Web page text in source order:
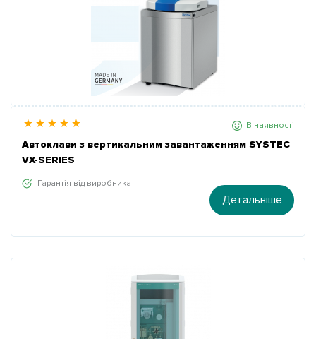
В наявності
Автоклави з вертикальним завантаженням SYSTEC
VX-SERIES
Гарантія від виробника
Детальніше